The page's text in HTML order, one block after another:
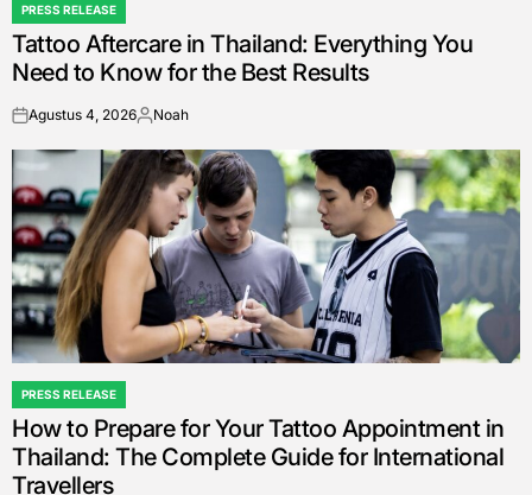
POSTED
IN
PRESS RELEASE
Tattoo Aftercare in Thailand: Everything You
Need to Know for the Best Results
onAgustus 4, 2026Posted
Noah
POSTED
IN
PRESS RELEASE
How to Prepare for Your Tattoo Appointment in
Thailand: The Complete Guide for International
Travellers